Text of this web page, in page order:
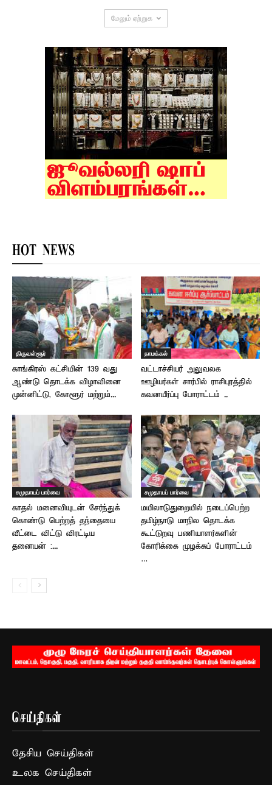
மேலும் ஏற்றுக
HOT NEWS
திருவள்ளூர்
காங்கிரஸ் கட்சியின் 139 வது
ஆண்டு தொடக்க விழாவினை
முன்னிட்டு, கோளூர் மற்றும்...
நாமக்கல்
வட்டாச்சியர் அலுவலக
ஊழியர்கள் சார்பில் ராசிபுரத்தில்
கவனயீர்ப்பு போராட்டம் ..
சமுதாயப் பார்வை
காதல் மனைவியுடன் சேர்ந்துக்
கொண்டு பெற்றத் தந்தையை
வீட்டை விட்டு விரட்டிய
தனையன் :...
சமுதாயப் பார்வை
மயிலாடுதுறையில் நடைப்பெற்ற
தமிழ்நாடு மாநில தொடக்க
கூட்டுறவு பணியாளர்களின்
கோரிக்கை முழக்கப் போராட்டம்
…
செய்திகள்
தேசிய செய்திகள்
உலக செய்திகள்